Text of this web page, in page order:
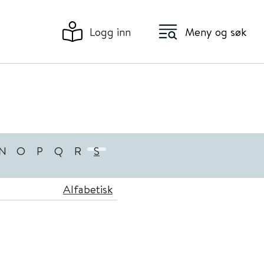
Logg inn Meny og søk
O P Q R S
Alfabetisk